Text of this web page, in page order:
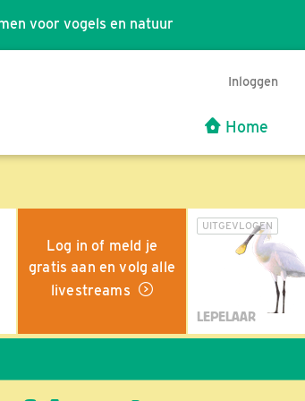
voor vogels en natuur
Inloggen
Home
Log in of meld je
gratis aan en volg alle
livestreams
UITGEVLOGEN
LEPELAAR